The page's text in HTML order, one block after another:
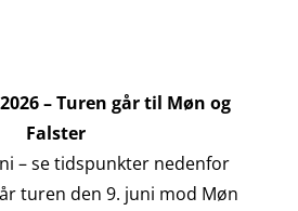
– Turen går til Møn og
Falster
– se tidspunkter nedenfor
turen den 9. juni mod Møn